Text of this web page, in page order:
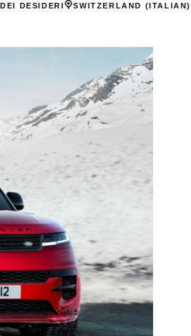
DESIDERI SWITZERLAND (ITALIAN)